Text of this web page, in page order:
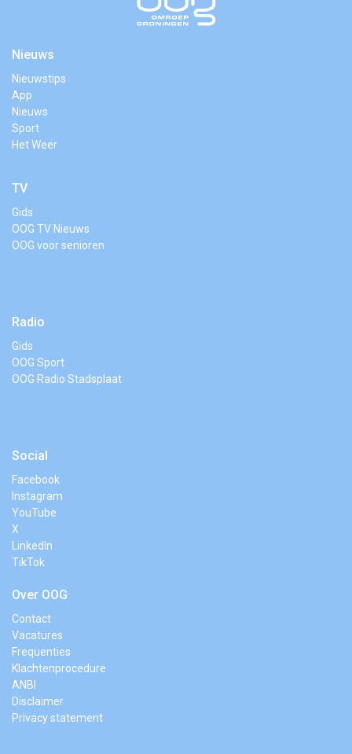
Nieuws
Nieuwstips
App
Nieuws
Sport
Het Weer
TV
Gids
OOG TV Nieuws
OOG voor senioren
Radio
Gids
OOG Sport
OOG Radio Stadsplaat
Social
Facebook
Instagram
YouTube
X
LinkedIn
TikTok
Over OOG
Contact
Vacatures
Frequenties
Klachtenprocedure
ANBI
Disclaimer
Privacy statement